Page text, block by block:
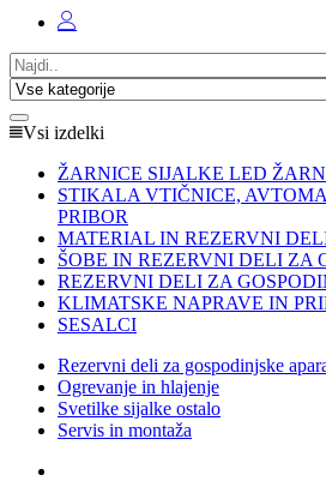
Vsi izdelki
ŽARNICE SIJALKE LED
STIKALA VTIČNICE,
PRIBOR
MATERIAL IN REZERVNI
ŠOBE IN REZERVNI DELI ZA
REZERVNI DELI ZA
KLIMATSKE NAPRAVE IN
SESALCI
Rezervni deli za gospodinjske
Ogrevanje in hlajenje
Svetilke sijalke ostalo
Servis in montaža